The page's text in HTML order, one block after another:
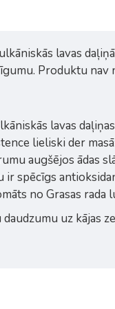
lavas
Produktu nav
lavas
lieliski der
augšējos ādas
ir spēcīgs
no Grasas rada
uz kājas